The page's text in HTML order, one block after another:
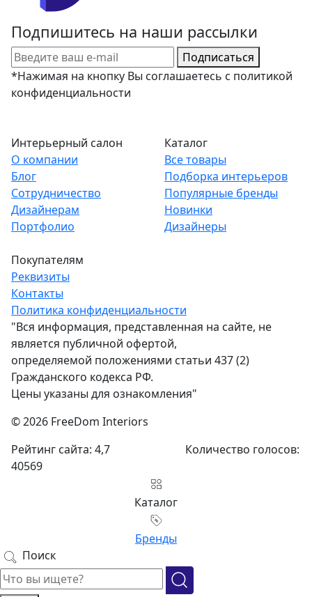
Интерьерный салон
О компании
Блог
Сотрудничество
Дизайнерам
Портфолио
Каталог
Все товары
Подборка интерьеров
Популярные бренды
Новинки
Дизайнеры
Покупателям
Реквизиты
Контакты
Подпишитесь на наши рассылки
Подписаться
*Нажимая на кнопку Вы соглашаетесь с политикой
конфиденциальности
Политика конфиденциальности
"Вся информация, представленная на сайте, не
является публичной офертой,
определяемой положениями статьи 437 (2)
Гражданского кодекса РФ.
Цены указаны для ознакомления"
© 2026 FreeDom Interiors
Рейтинг сайта: 4,7
Количество голосов:
40569
Каталог
Бренды
Поиск